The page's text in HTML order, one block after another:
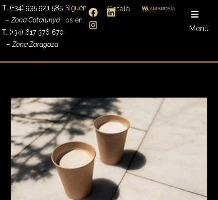
T. (+34) 935 921 585
–Zona Catalunya
T.(+34) 617 376 670
–Zona Zaragoza
Síguen
os en
Català
Menú